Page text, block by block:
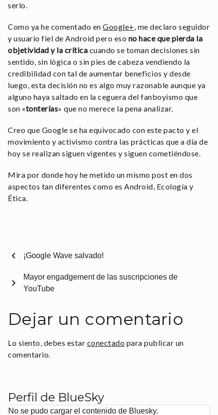
serlo.
Como ya he comentado en Google+, me declaro seguidor
y usuario fiel de Android pero eso no hace que pierda la
objetividad y la crítica cuando se toman decisiones sin
sentido, sin lógica o sin pies de cabeza vendiendo la
credibilidad con tal de aumentar beneficios y desde
luego, esta decisión no es algo muy razonable aunque ya
alguno haya saltado en la ceguera del fanboyismo que
son «tonterías» que no merece la pena analizar.
Creo que Google se ha equivocado con este pacto y el
movimiento y activismo contra las prácticas que a día de
hoy se realizan siguen vigentes y siguen cometiéndose.
Mira por donde hoy he metido un mismo post en dos
aspectos tan diferentes como es Android, Ecología y
Ética.
chevron_left ¡Google Wave salvado!
Mayor engadgement de las suscripciones de
YouTube
chevron_right
Dejar un comentario
Lo siento, debes estar conectado para publicar un
comentario.
Perfil de BlueSky
No se pudo cargar el contenido de Bluesky.